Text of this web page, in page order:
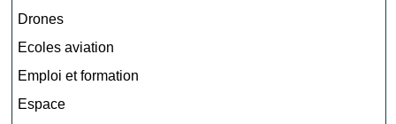
Drones
Ecoles aviation
Emploi et formation
Espace